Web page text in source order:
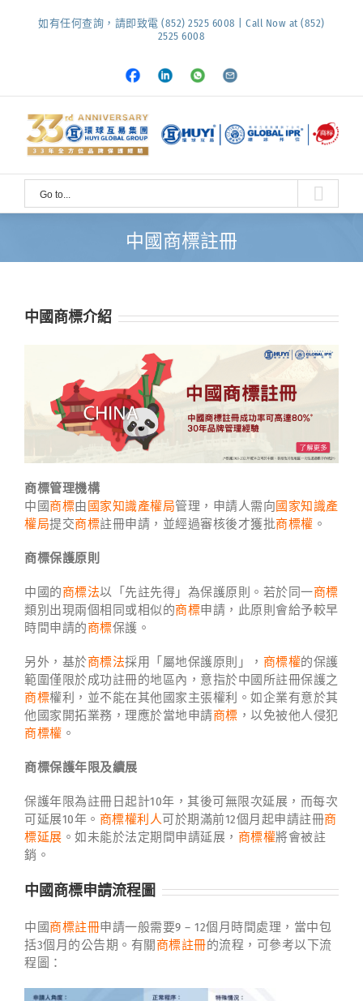
如有任何查詢，請即致電 (852) 2525 6008 | Call Now at (852)
2525 6008
Facebook
LinkedInWhatsapp
Email
Go to...
中國商標註冊
中國商標介紹
商標管理機構
中國商標由 國家知識產權局管理，申請人需向國家知識產
權局提交商標註冊申請，並經過審核後才獲批商標權 。
商標保護原則
中國的商標法以「先註先得」為保護原則。若於同一商標
類別出現兩個相同或相似的商標申請，此原則會給予較早
時間申請的商標保護。
另外，基於商標法採用「屬地保護原則」， 商標權的保護
範圍僅限於成功註冊的地區內，意指於中國所註冊保護之
商標權利，並不能在其他國家主張權利。如企業有意於其
他國家開拓業務，理應於當地申請商標 ，以免被他人侵犯
商標權 。
商標保護年限及續展
保護年限為註冊日起計10年，其後可無限次延展，而每次
可延展10年。 商標權利人可於期滿前12個月起申請註冊商
標延展 。如未能於法定期間申請延展， 商標權將會被註
銷。
中國商標申請流程圖
中國商標註冊申請一般需要9 – 12個月時間處理，當中包
括3個月的公告期。有關 商標註冊的流程，可參考以下流
程圖：